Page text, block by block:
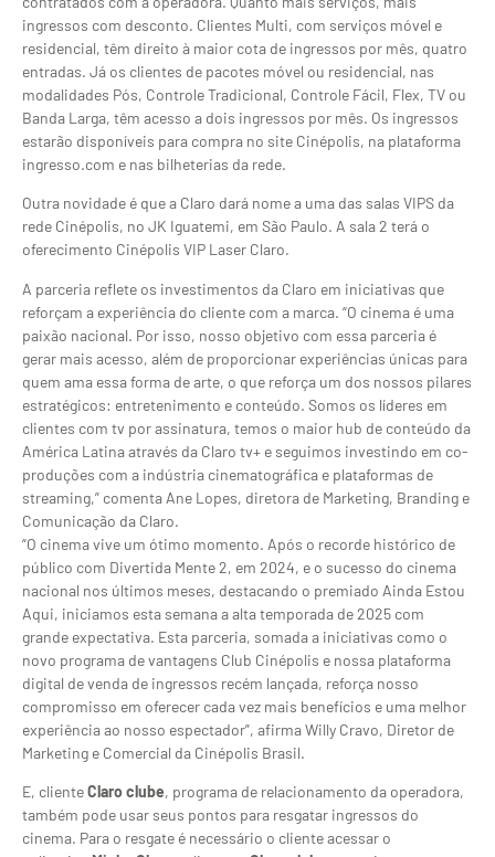
ingressos com desconto. Clientes Multi, com serviços móvel e
residencial, têm direito à maior cota de ingressos por mês, quatro
entradas. Já os clientes de pacotes móvel ou residencial, nas
modalidades Pós, Controle Tradicional, Controle Fácil, Flex, TV ou
Banda Larga, têm acesso a dois ingressos por mês. Os ingressos
estarão disponíveis para compra no site Cinépolis, na plataforma
ingresso.com e nas bilheterias da rede.
Outra novidade é que a Claro dará nome a uma das salas VIPS da
rede Cinépolis, no JK Iguatemi, em São Paulo. A sala 2 terá o
oferecimento Cinépolis VIP Laser Claro.
A parceria reflete os investimentos da Claro em iniciativas que
reforçam a experiência do cliente com a marca. “O cinema é uma
paixão nacional. Por isso, nosso objetivo com essa parceria é
gerar mais acesso, além de proporcionar experiências únicas para
quem ama essa forma de arte, o que reforça um dos nossos pilares
estratégicos: entretenimento e conteúdo. Somos os líderes em
clientes com tv por assinatura, temos o maior hub de conteúdo da
América Latina através da Claro tv+ e seguimos investindo em co-
produções com a indústria cinematográfica e plataformas de
streaming,” comenta Ane Lopes, diretora de Marketing, Branding e
Comunicação da Claro.
“O cinema vive um ótimo momento. Após o recorde histórico de
público com Divertida Mente 2, em 2024, e o sucesso do cinema
nacional nos últimos meses, destacando o premiado Ainda Estou
Aqui, iniciamos esta semana a alta temporada de 2025 com
grande expectativa. Esta parceria, somada a iniciativas como o
novo programa de vantagens Club Cinépolis e nossa plataforma
digital de venda de ingressos recém lançada, reforça nosso
compromisso em oferecer cada vez mais benefícios e uma melhor
experiência ao nosso espectador”, afirma Willy Cravo, Diretor de
Marketing e Comercial da Cinépolis Brasil.
E, clienteClaro clube, programa de relacionamento da operadora,
também pode usar seus pontos para resgatar ingressos do
cinema. Para o resgate é necessário o cliente acessar o